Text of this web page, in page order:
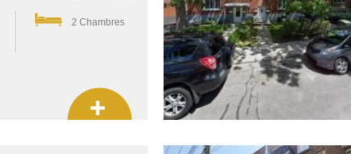
2 Chambres